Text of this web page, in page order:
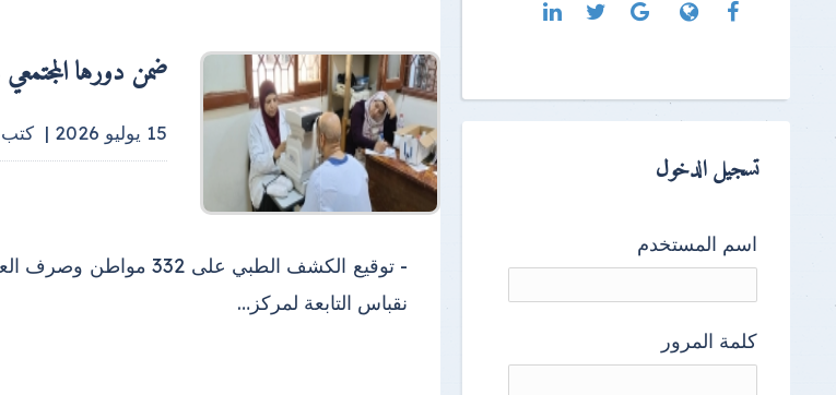
ضمن دورها
15 يوليو 2026 |
- توقيع الكشف الطبي
نقباس التابعة لمركز…
تسجيل الدخول
اسم المستخدم
كلمة المرور